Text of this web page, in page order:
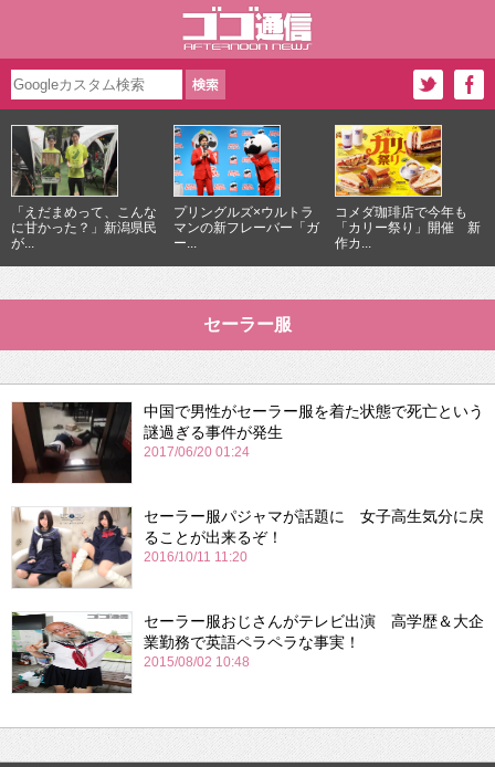
「えだまめって、こんな
に甘かった？」新潟県民
が...
プリングルズ×ウルトラ
マンの新フレーバー「ガ
ー...
コメダ珈琲店で今年も
「カリー祭り」開催 新
作カ...
セーラー服
中国で男性がセーラー服を着た状態で死亡という
謎過ぎる事件が発生
2017/06/20 01:24
セーラー服パジャマが話題に 女子高生気分に戻
ることが出来るぞ！
2016/10/11 11:20
セーラー服おじさんがテレビ出演 高学歴＆大企
業勤務で英語ペラペラな事実！
2015/08/02 10:48